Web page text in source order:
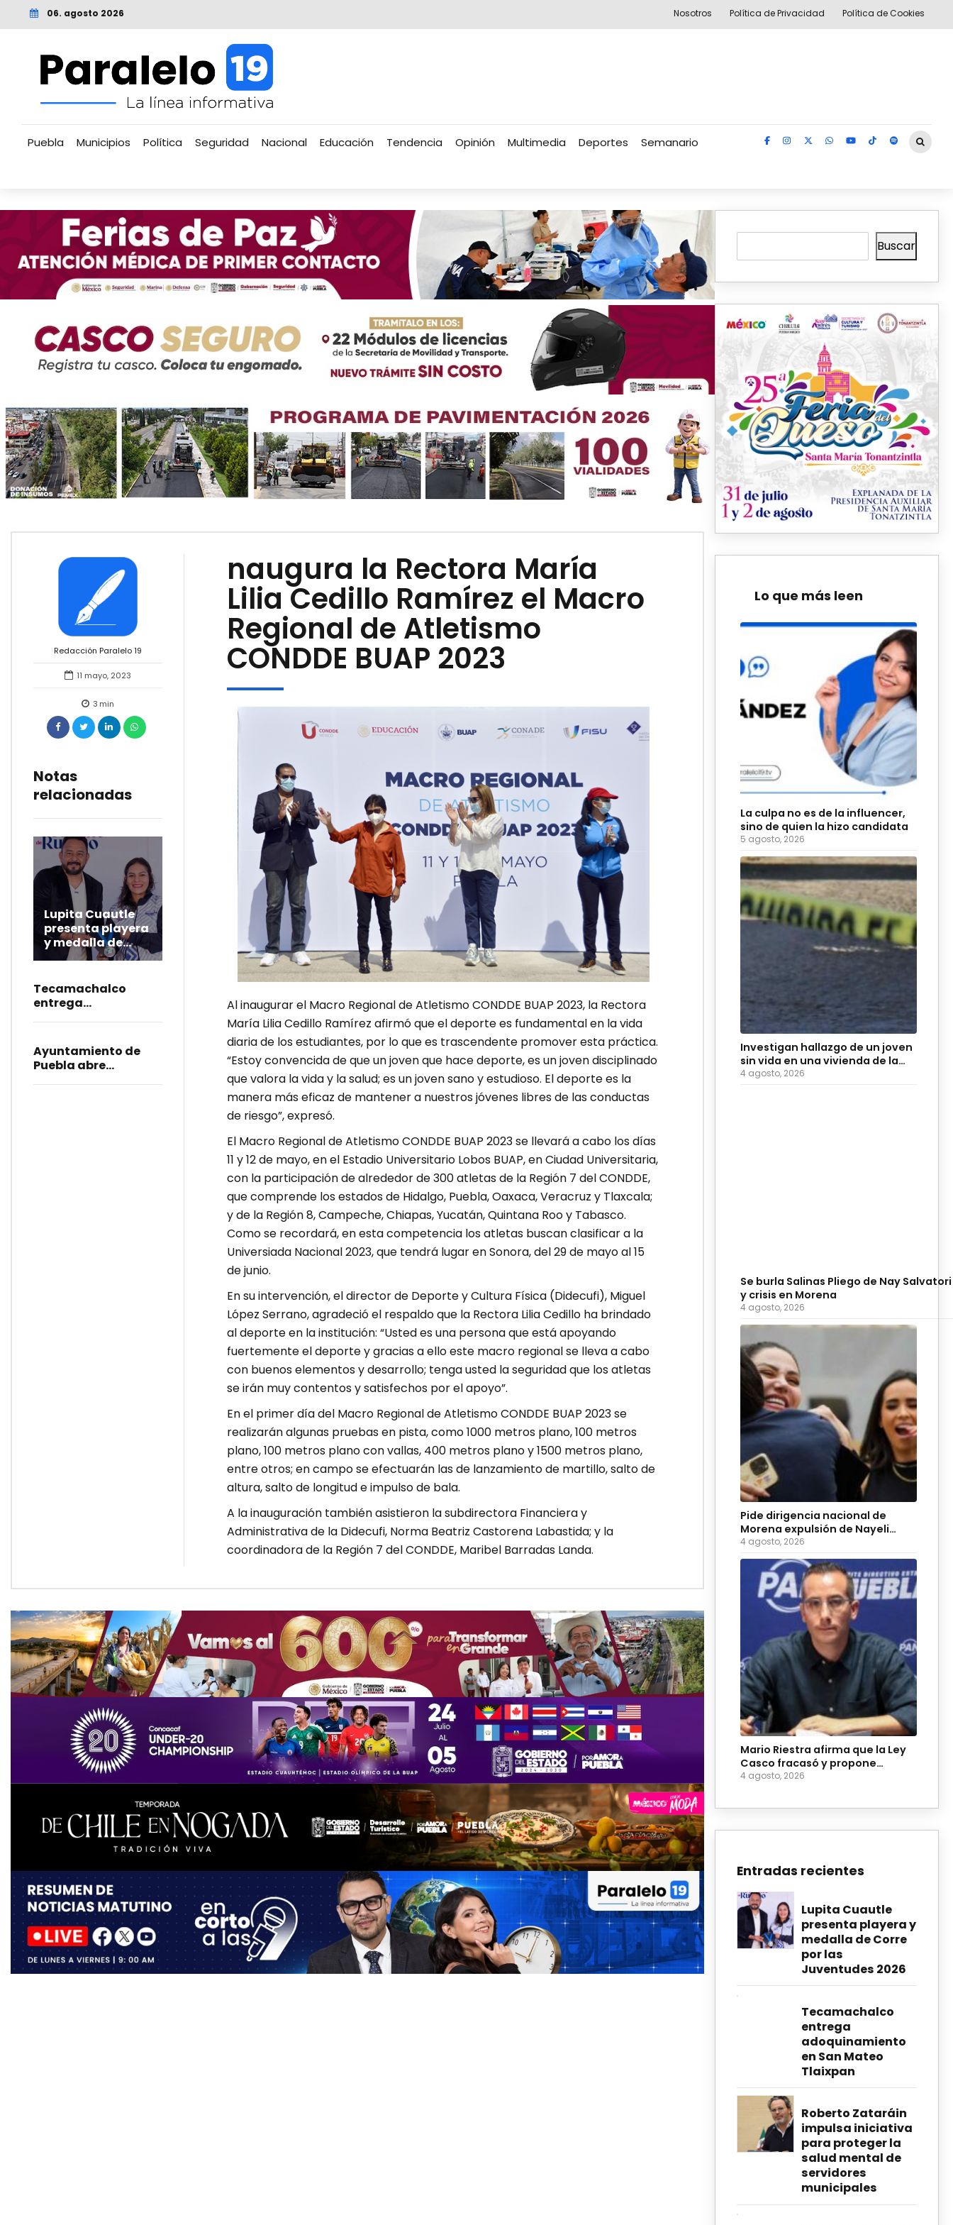
06. agosto 2026 Nosotros Política de Privacidad Política de Cookies
Puebla Municipios Política Seguridad Nacional Educación Tendencia Opinión Multimedia Deportes Semanario
Redacción Paralelo 19
11 mayo, 2023
3 min
Notas
relacionadas
Lupita Cuautle
presenta playera
y medalla de
Corre por las
Tecamachalco
entrega
Ayuntamiento de
Puebla abre
naugura la Rectora María
Lilia Cedillo Ramírez el Macro
Regional de Atletismo
CONDDE BUAP 2023
Al inaugurar el Macro Regional de Atletismo CONDDE BUAP 2023, la Rectora
María Lilia Cedillo Ramírez afirmó que el deporte es fundamental en la vida
diaria de los estudiantes, por lo que es trascendente promover esta práctica.
“Estoy convencida de que un joven que hace deporte, es un joven disciplinado
que valora la vida y la salud; es un joven sano y estudioso. El deporte es la
manera más eficaz de mantener a nuestros jóvenes libres de las conductas
de riesgo”, expresó.
El Macro Regional de Atletismo CONDDE BUAP 2023 se llevará a cabo los días
11 y 12 de mayo, en el Estadio Universitario Lobos BUAP, en Ciudad Universitaria,
con la participación de alrededor de 300 atletas de la Región 7 del CONDDE,
que comprende los estados de Hidalgo, Puebla, Oaxaca, Veracruz y Tlaxcala;
y de la Región 8, Campeche, Chiapas, Yucatán, Quintana Roo y Tabasco.
Como se recordará, en esta competencia los atletas buscan clasificar a la
Universiada Nacional 2023, que tendrá lugar en Sonora, del 29 de mayo al 15
de junio.
En su intervención, el director de Deporte y Cultura Física (Didecufi), Miguel
López Serrano, agradeció el respaldo que la Rectora Lilia Cedillo ha brindado
al deporte en la institución: “Usted es una persona que está apoyando
fuertemente el deporte y gracias a ello este macro regional se lleva a cabo
con buenos elementos y desarrollo; tenga usted la seguridad que los atletas
se irán muy contentos y satisfechos por el apoyo”.
En el primer día del Macro Regional de Atletismo CONDDE BUAP 2023 se
realizarán algunas pruebas en pista, como 1000 metros plano, 100 metros
plano, 100 metros plano con vallas, 400 metros plano y 1500 metros plano,
entre otros; en campo se efectuarán las de lanzamiento de martillo, salto de
altura, salto de longitud e impulso de bala.
A la inauguración también asistieron la subdirectora Financiera y
Administrativa de la Didecufi, Norma Beatriz Castorena Labastida; y la
coordinadora de la Región 7 del CONDDE, Maribel Barradas Landa.
Buscar
Lo que más leen
La culpa no es de la influencer,
sino de quien la hizo candidata
5 agosto, 2026
Investigan hallazgo de un joven
sin vida en una vivienda de la
colonia Hidalgo
4 agosto, 2026
Se burla Salinas Pliego de Nay Salvatori
y crisis en Morena
4 agosto, 2026
Pide dirigencia nacional de
Morena expulsión de Nayeli
Salvatori y Grace Palomares
4 agosto, 2026
Mario Riestra afirma que la Ley
Casco fracasó y propone
reformarla
4 agosto, 2026
Entradas recientes
Lupita Cuautle
presenta playera y
medalla de Corre
por las
Juventudes 2026
Tecamachalco
entrega
adoquinamiento
en San Mateo
Tlaixpan
Roberto Zataráin
impulsa iniciativa
para proteger la
salud mental de
servidores
municipales